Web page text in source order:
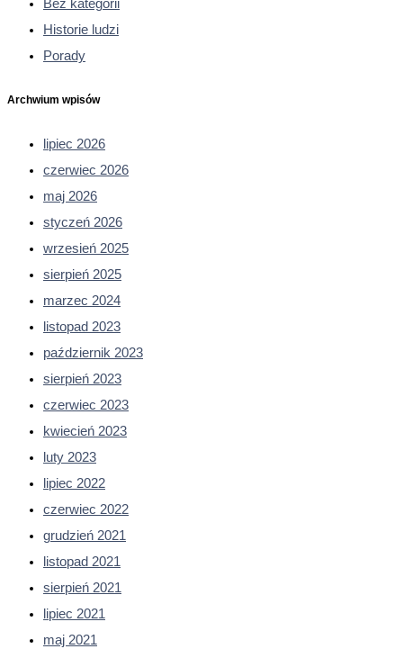
Bez kategorii
Historie ludzi
Porady
Archwium wpisów
lipiec 2026
czerwiec 2026
maj 2026
styczeń 2026
wrzesień 2025
sierpień 2025
marzec 2024
listopad 2023
październik 2023
sierpień 2023
czerwiec 2023
kwiecień 2023
luty 2023
lipiec 2022
czerwiec 2022
grudzień 2021
listopad 2021
sierpień 2021
lipiec 2021
maj 2021